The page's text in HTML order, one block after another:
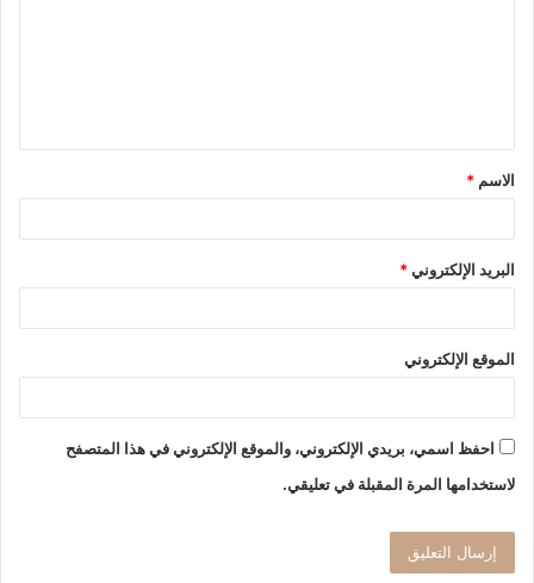
ق
*
الاسم *
البريد الإلكتروني*
الموقع الإلكتروني
احفظ اسمي، بريدي الإلكتروني، والموقع الإلكتروني في هذا المتصفح
لاستخدامها المرة المقبلة في تعليقي.